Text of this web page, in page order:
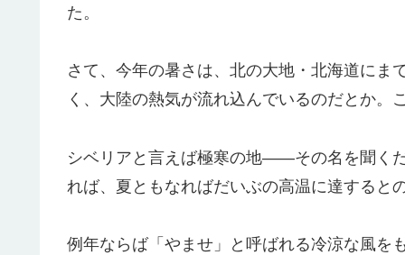
た。
さて、今年の暑さは、北の大地・北海道にま
く、大陸の熱気が流れ込んでいるのだとか
シベリアと言えば極寒の地――その名を聞く
れば、夏ともなればだいぶの高温に達すると
例年ならば「やませ」と呼ばれる冷涼な風を